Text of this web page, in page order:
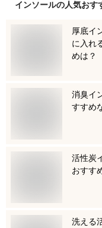
インソールの人気おす
厚底イ
に入れ
めは？
消臭イ
すすめ
活性炭
おすす
洗える